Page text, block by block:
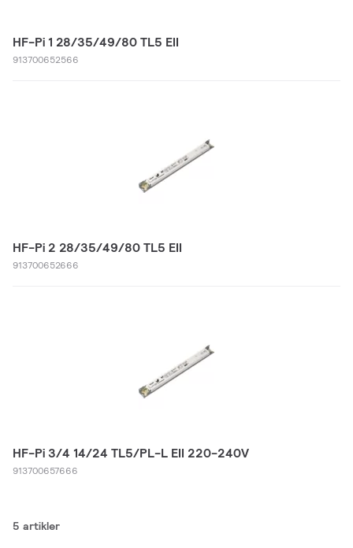
HF-Pi 1 28/35/49/80 TL5 EII
913700652566
HF-Pi 2 28/35/49/80 TL5 EII
913700652666
HF-Pi 3/4 14/24 TL5/PL-L EII 220-240V
913700657666
5 artikler